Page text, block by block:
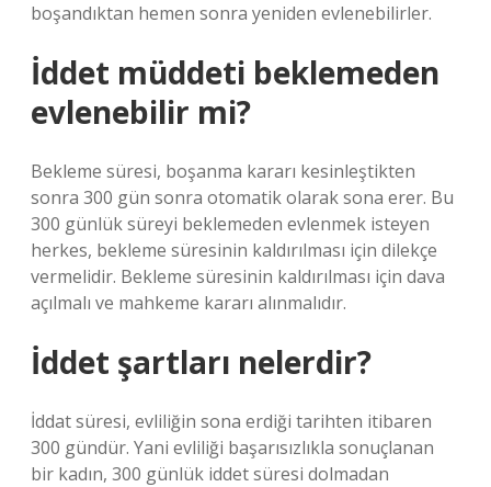
boşandıktan hemen sonra yeniden evlenebilirler.
İddet müddeti beklemeden
evlenebilir mi?
Bekleme süresi, boşanma kararı kesinleştikten
sonra 300 gün sonra otomatik olarak sona erer. Bu
300 günlük süreyi beklemeden evlenmek isteyen
herkes, bekleme süresinin kaldırılması için dilekçe
vermelidir. Bekleme süresinin kaldırılması için dava
açılmalı ve mahkeme kararı alınmalıdır.
İddet şartları nelerdir?
İddat süresi, evliliğin sona erdiği tarihten itibaren
300 gündür. Yani evliliği başarısızlıkla sonuçlanan
bir kadın, 300 günlük iddet süresi dolmadan